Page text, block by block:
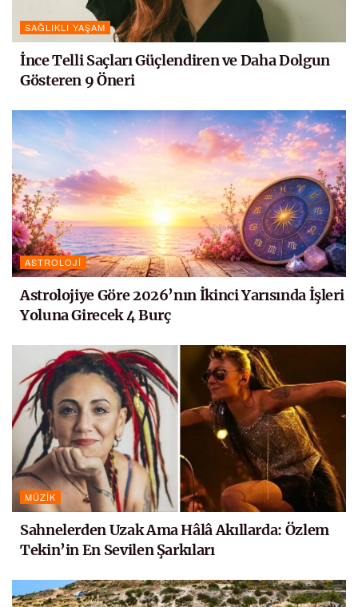
SAĞLIKLI YAŞAM
İnce Telli Saçları Güçlendiren ve Daha Dolgun
Gösteren 9 Öneri
ASTROLOJI
Astrolojiye Göre 2026’nın İkinci Yarısında İşleri
Yoluna Girecek 4 Burç
MÜZIK
Sahnelerden Uzak Ama Hâlâ Akıllarda: Özlem
Tekin’in En Sevilen Şarkıları